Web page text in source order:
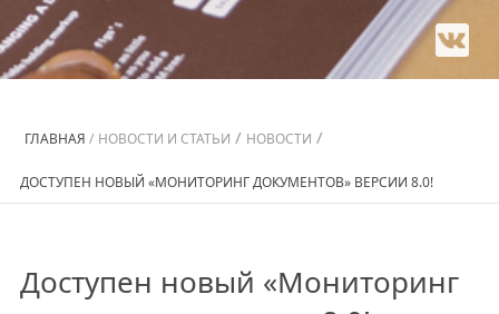
ГЛАВНАЯ / НОВОСТИ И СТАТЬИ / НОВОСТИ /
ДОСТУПЕН НОВЫЙ «МОНИТОРИНГ ДОКУМЕНТОВ» ВЕРСИИ 8.0!
Доступен новый «Мониторинг